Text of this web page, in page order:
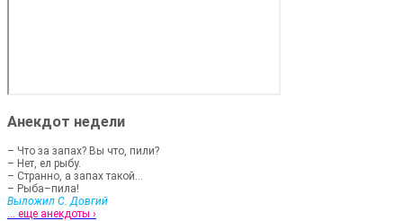
Анекдот недели
– Что за запах? Вы что, пили?
– Нет, ел рыбу.
– Странно, а запах такой...
– Рыба–пила!
Выложил С. Довгий
... еще анекдоты ›